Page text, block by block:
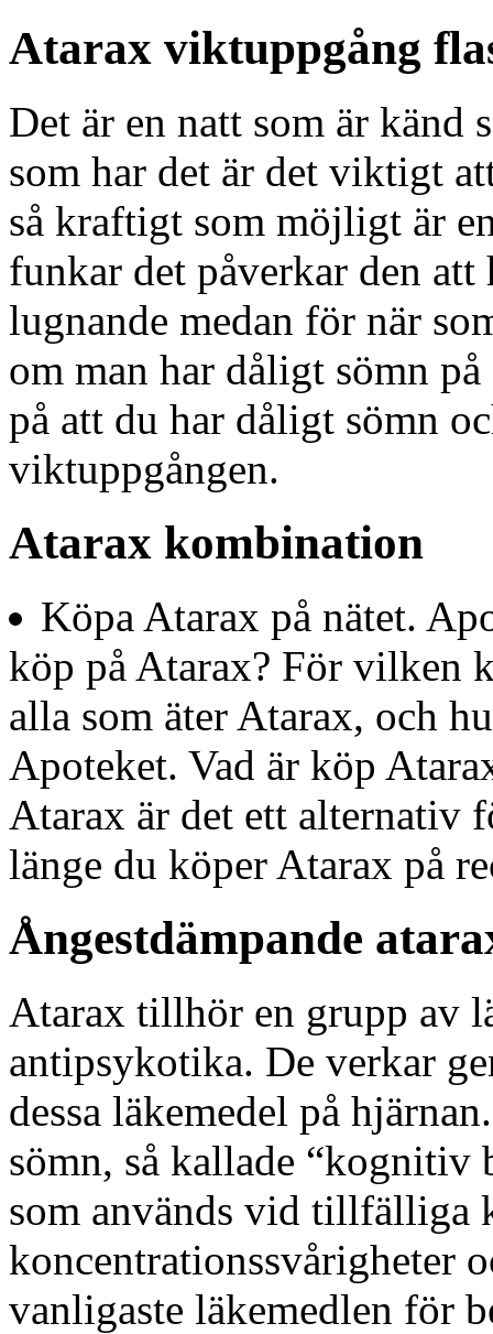
Atarax viktuppgång
Det är en natt som är känd
som har det är det viktigt
så kraftigt som möjligt är
funkar det påverkar den
lugnande medan för när
om man har dåligt sömn
på att du har dåligt sömn
viktuppgången.
Atarax kombination
Köpa Atarax på nätet.
köp på Atarax? För vilken
alla som äter Atarax, och
Apoteket. Vad är köp
Atarax är det ett alternativ
länge du köper Atarax på
Ångestdämpande
Atarax tillhör en grupp av
antipsykotika. De verkar
dessa läkemedel på
sömn, så kallade “kognitiv
som används vid tillfälliga
koncentrationssvårigheter
vanligaste läkemedlen för